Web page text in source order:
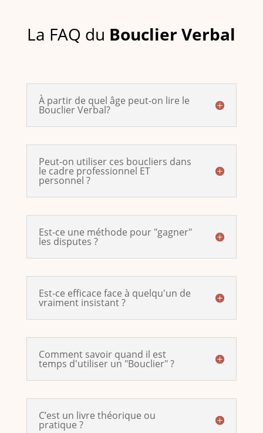
La FAQ du Bouclier Verbal
À partir de quel âge peut-on lire le
Bouclier Verbal?
Peut-on utiliser ces boucliers dans
le cadre professionnel ET
personnel ?
Est-ce une méthode pour "gagner"
les disputes ?
Est-ce efficace face à quelqu'un de
vraiment insistant ?
Comment savoir quand il est
temps d'utiliser un "Bouclier" ?
C’est un livre théorique ou
pratique ?